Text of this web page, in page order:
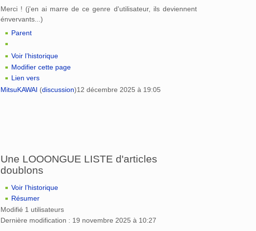
Merci ! (j'en ai marre de ce genre d'utilisateur, ils deviennent
énvervants...)
Parent
Voir l’historique
Modifier cette page
Lien vers
MitsuKAWAI (discussion)12 décembre 2025 à 19:05
Une LOOONGUE LISTE d'articles
doublons
Voir l’historique
Résumer
Modifié 1 utilisateurs
Dernière modification : 19 novembre 2025 à 10:27